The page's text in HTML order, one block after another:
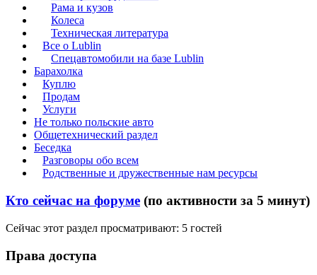
Рама и кузов
Колеса
Техническая литература
Все о Lublin
Спецавтомобили на базе Lublin
Барахолка
Куплю
Продам
Услуги
Не только польские авто
Общетехнический раздел
Беседка
Разговоры обо всем
Родственные и дружественные нам ресурсы
Кто сейчас на форуме (по активности за 5 минут)
Сейчас этот раздел просматривают: 5 гостей
Права доступа